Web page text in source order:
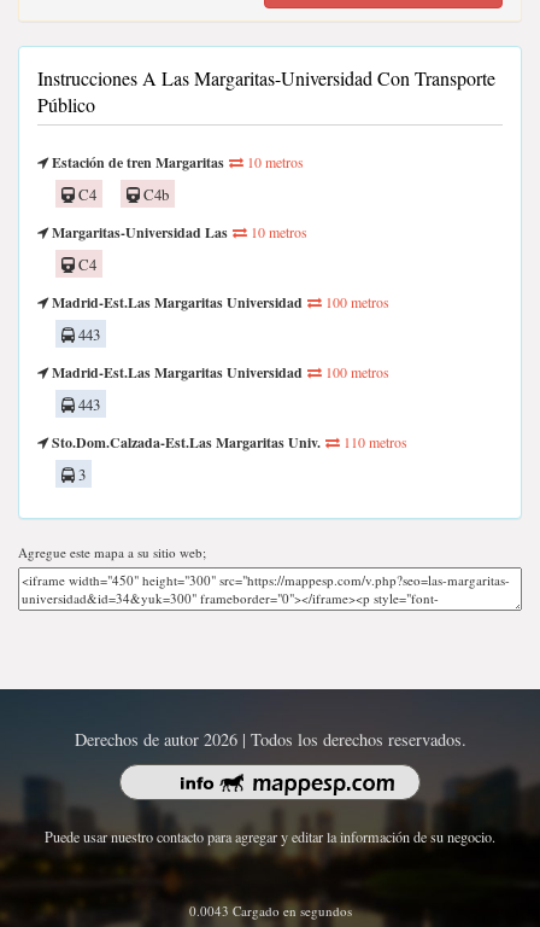
Instrucciones A Las Margaritas-Universidad Con Transporte
Público
Estación de tren Margaritas 10 metros
C4
C4b
Margaritas-Universidad Las
10 metros
C4
Madrid-Est.Las Margaritas Universidad
100 metros
443
Madrid-Est.Las Margaritas Universidad
100 metros
443
Sto.Dom.Calzada-Est.Las Margaritas Univ.
110 metros
3
Agregue este mapa a su sitio web;
Derechos de autor 2026 | Todos los derechos reservados.
Puede usar nuestro contacto para agregar y editar la información de su negocio.
0.0043 Cargado en segundos